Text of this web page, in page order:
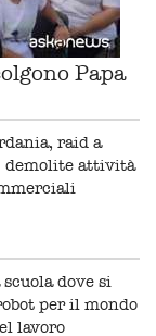
Papa
raid a
demolite attività
dove si
per il mondo
lavoro